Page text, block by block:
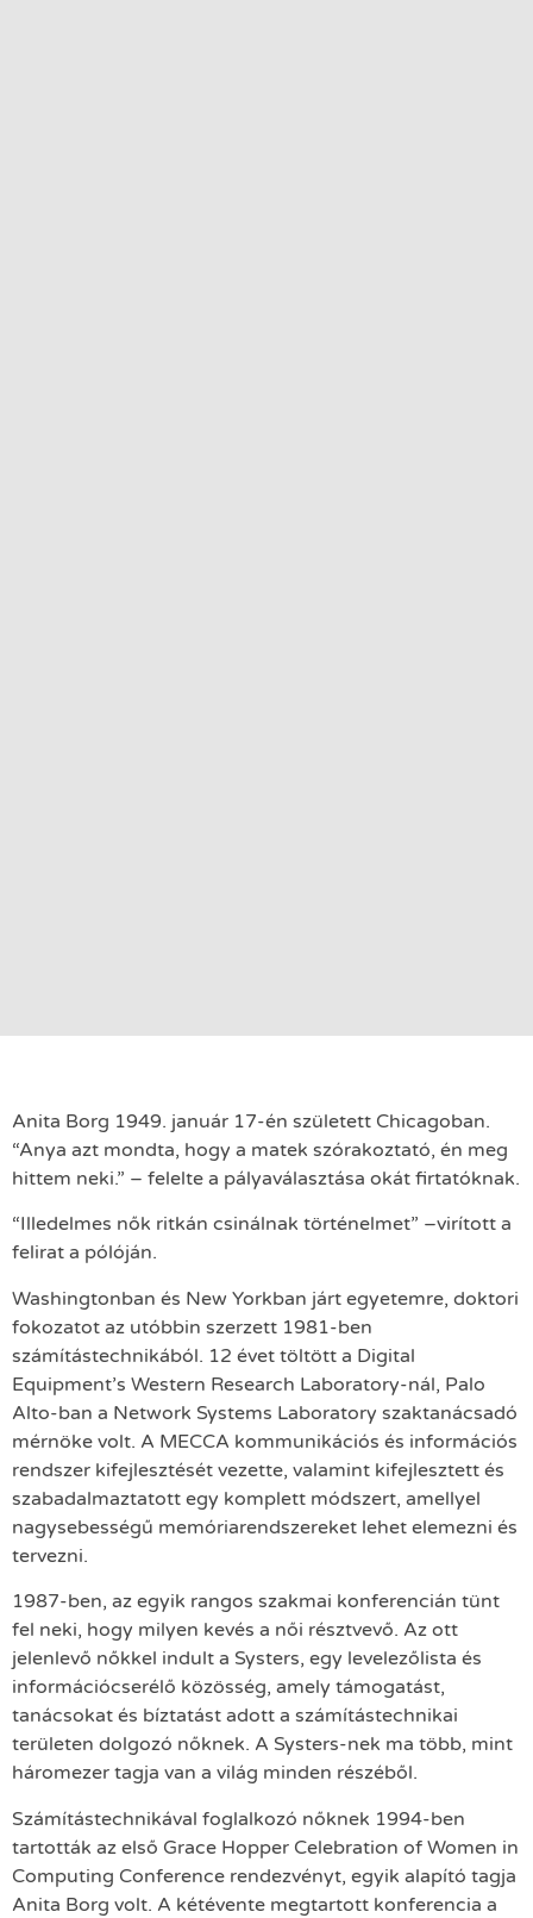
Anita Borg 1949. január 17-én született Chicagoban.
“Anya azt mondta, hogy a matek szórakoztató, én meg
hittem neki.” – felelte a pályaválasztása okát firtatóknak.
“Illedelmes nők ritkán csinálnak történelmet” –virított a
felirat a pólóján.
Washingtonban és New Yorkban járt egyetemre, doktori
fokozatot az utóbbin szerzett 1981-ben
számítástechnikából. 12 évet töltött a Digital
Equipment’s Western Research Laboratory-nál, Palo
Alto-ban a Network Systems Laboratory szaktanácsadó
mérnöke volt. A MECCA kommunikációs és információs
rendszer kifejlesztését vezette, valamint kifejlesztett és
szabadalmaztatott egy komplett módszert, amellyel
nagysebességű memóriarendszereket lehet elemezni és
tervezni.
1987-ben, az egyik rangos szakmai konferencián tünt
fel neki, hogy milyen kevés a női résztvevő. Az ott
jelenlevő nőkkel indult a Systers, egy levelezőlista és
információcserélő közösség, amely támogatást,
tanácsokat és bíztatást adott a számítástechnikai
területen dolgozó nőknek. A Systers-nek ma több, mint
háromezer tagja van a világ minden részéből.
Számítástechnikával foglalkozó nőknek 1994-ben
tartották az első Grace Hopper Celebration of Women in
Computing Conference rendezvényt, egyik alapító tagja
Anita Borg volt. A kétévente megtartott konferencia a